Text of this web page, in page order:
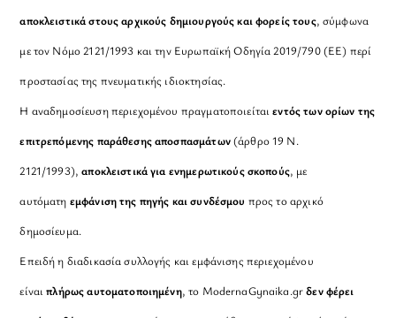
αποκλειστικά στους αρχικούς δημιουργούς και φορείς τους, σύμφωνα
με τον Νόμο 2121/1993 και την Ευρωπαϊκή Οδηγία 2019/790 (ΕΕ) περί
προστασίας της πνευματικής ιδιοκτησίας.
Η αναδημοσίευση περιεχομένου πραγματοποιείταιεντός των ορίων της
επιτρεπόμενης παράθεσης αποσπασμάτων(άρθρο 19 Ν.
2121/1993), αποκλειστικά για ενημερωτικούς σκοπούς, με
αυτόματη εμφάνιση της πηγής και συνδέσμου προς το αρχικό
δημοσίευμα.
Επειδή η διαδικασία συλλογής και εμφάνισης περιεχομένου
είναιπλήρως αυτοματοποιημένη, το ModernaGynaika.grδεν φέρει